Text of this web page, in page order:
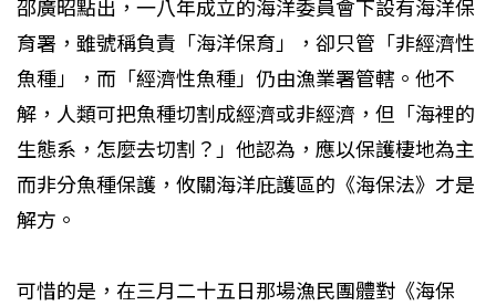
邵廣昭點出，一八年成立的海洋委員會下設有海洋保
育署，雖號稱負責「海洋保育」，卻只管「非經濟性
魚種」，而「經濟性魚種」仍由漁業署管轄。他不
解，人類可把魚種切割成經濟或非經濟，但「海裡的
生態系，怎麼去切割？」他認為，應以保護棲地為主
而非分魚種保護，攸關海洋庇護區的《海保法》才是
解方。
可惜的是，在三月二十五日那場漁民團體對《海保